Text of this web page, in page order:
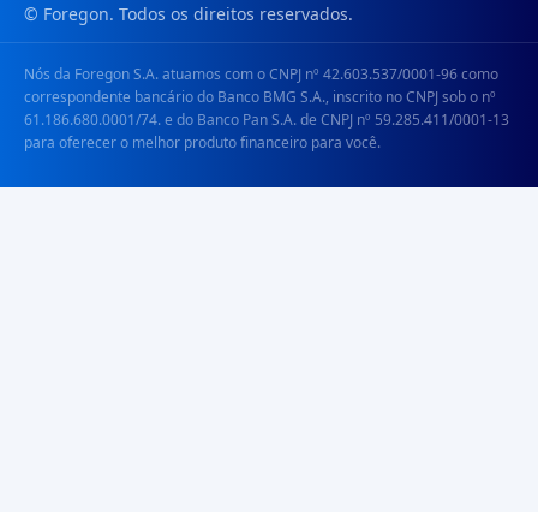
© Foregon. Todos os direitos reservados.
Nós da Foregon S.A. atuamos com o CNPJ nº 42.603.537/0001-96 como
correspondente bancário do Banco BMG S.A., inscrito no CNPJ sob o nº
61.186.680.0001/74. e do Banco Pan S.A. de CNPJ nº 59.285.411/0001-13
para oferecer o melhor produto financeiro para você.